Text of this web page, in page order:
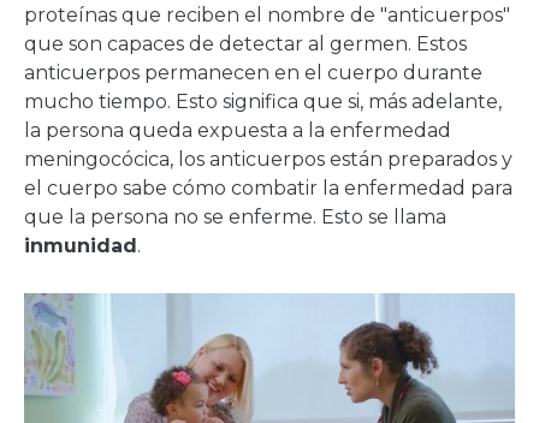
proteínas que reciben el nombre de "anticuerpos"
que son capaces de detectar al germen. Estos
anticuerpos permanecen en el cuerpo durante
mucho tiempo. Esto significa que si, más adelante,
la persona queda expuesta a la enfermedad
meningocócica, los anticuerpos están preparados y
el cuerpo sabe cómo combatir la enfermedad para
que la persona no se enferme. Esto se llama
inmunidad .